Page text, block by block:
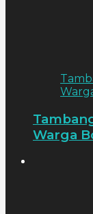
Warga